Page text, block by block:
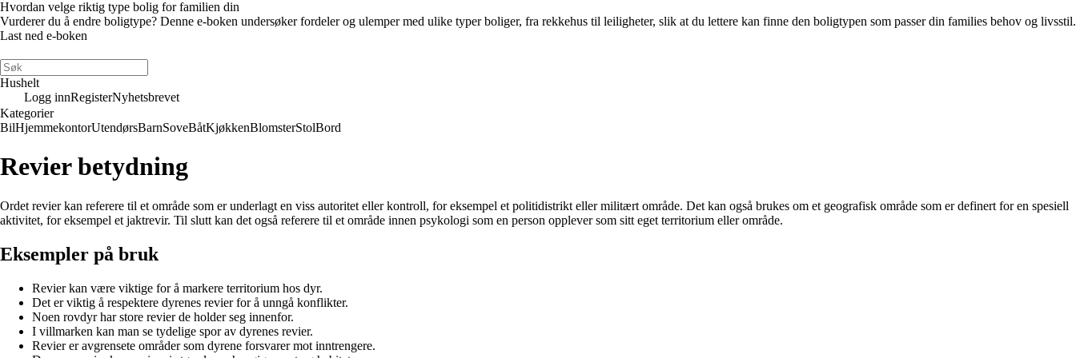
Hvordan velge riktig type bolig for familien din
Vurderer du å endre boligtype? Denne e-boken undersøker fordeler og ulemper med ulike typer boliger, fra rekkehus til leiligheter, slik at du lettere kan finne den boligtypen som passer din families behov og livsstil.
Last ned e-boken
Hushelt
Logg innRegisterNyhetsbrevet
Kategorier
BilHjemmekontorUtendørsBarnSoveBåtKjøkkenBlomsterStolBord
Revier betydning
Ordet revier kan referere til et område som er underlagt en viss autoritet eller kontroll, for eksempel et politidistrikt eller militært område. Det kan også brukes om et geografisk område som er definert for en spesiell
aktivitet, for eksempel et jaktrevir. Til slutt kan det også referere til et område innen psykologi som en person opplever som sitt eget territorium eller område.
Eksempler på bruk
Revier kan være viktige for å markere territorium hos dyr.
Det er viktig å respektere dyrenes revier for å unngå konflikter.
Noen rovdyr har store revier de holder seg innenfor.
I villmarken kan man se tydelige spor av dyrenes revier.
Revier er avgrensete områder som dyrene forsvarer mot inntrengere.